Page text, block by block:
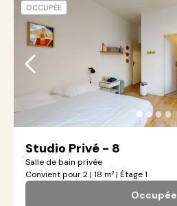
● ●●●
Studio Privé - 8
Salle de bain privée
Convient pour 2 | 18 m² | Étage 1
Occupée
OCCUPÉE